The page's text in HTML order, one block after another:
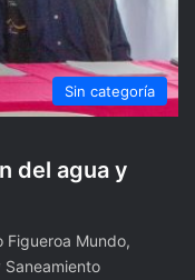
Sin categoría
del agua y
Figueroa Mundo,
Saneamiento